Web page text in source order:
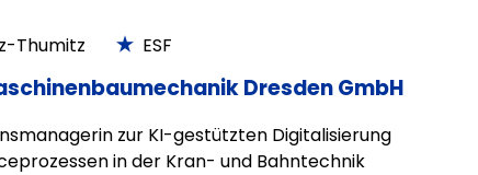
Thumitz ESF
Dresden GmbH
zur KI-gestützten Digitalisierung
in der Kran- und Bahntechnik